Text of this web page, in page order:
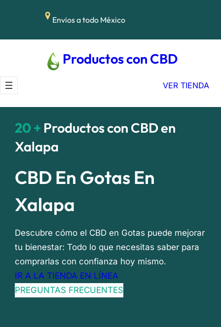
Envios a todo México
Productos con CBD
VER TIENDA
20 + Productos con CBD en
Xalapa
CBD En Gotas En
Xalapa
Descubre cómo el CBD en Gotas puede mejorar
tu bienestar: Todo lo que necesitas saber para
comprarlas con confianza hoy mismo.
IR A LA TIENDA EN LÍNEA
PREGUNTAS FRECUENTES